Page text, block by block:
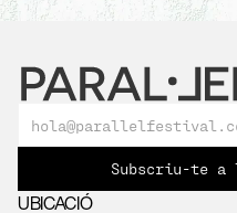
Subscriu-te a
UBICACIÓ